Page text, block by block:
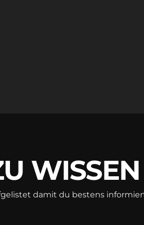
WISSEN
damit du bestens